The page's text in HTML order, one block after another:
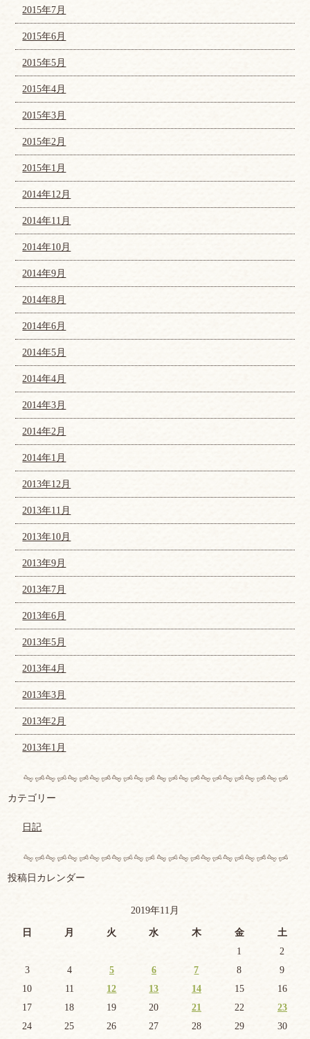
2015年7月
2015年6月
2015年5月
2015年4月
2015年3月
2015年2月
2015年1月
2014年12月
2014年11月
2014年10月
2014年9月
2014年8月
2014年6月
2014年5月
2014年4月
2014年3月
2014年2月
2014年1月
2013年12月
2013年11月
2013年10月
2013年9月
2013年7月
2013年6月
2013年5月
2013年4月
2013年3月
2013年2月
2013年1月
カテゴリー
日記
投稿日カレンダー
2019年11月
日 月 火 水 木 金
土
1
2
3
4 5 6 7 8
9
10
11 12 13 14 15
16
17
18 19 20 21 22
23
24
25 26 27 28 29 30